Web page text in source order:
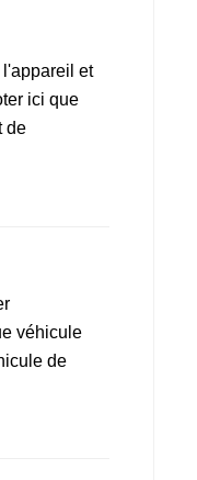
l'appareil et
ici que
de
véhicule
de